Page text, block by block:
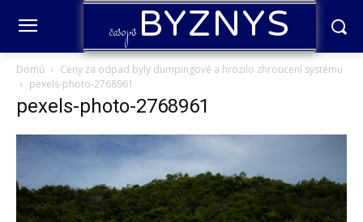
časopisBYZNYS
Domů
Ceny za odpad byly dumpingové a hrozilo zhroucení systému
pexels-photo-2768961
pexels-photo-2768961